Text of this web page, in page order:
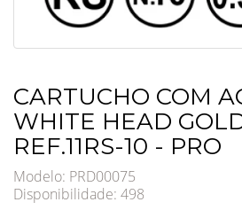
CARTUCHO COM
WHITE HEAD
REF.11RS-10 - PRO
Modelo: PRD00075
Disponibilidade: 498